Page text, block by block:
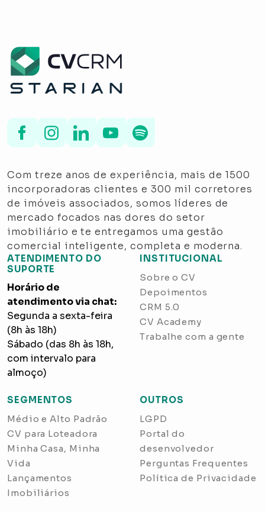
Com treze anos de experiência, mais de 1500
incorporadoras clientes e 300 mil corretores
de imóveis associados, somos líderes de
mercado focados nas dores do setor
imobiliário e te entregamos uma gestão
comercial inteligente, completa e moderna.
INSTITUCIONAL
Sobre o CV
Depoimentos
CRM 5.0
CV Academy
Trabalhe com a gente
SEGMENTOS
Médio e Alto Padrão
CV para Loteadora
Minha Casa, Minha
Vida
Lançamentos
Imobiliários
OUTROS
LGPD
Portal do
desenvolvedor
Perguntas Frequentes
Política de Privacidade
ATENDIMENTO DO
SUPORTE
Horário de
atendimento via chat:
Segunda a sexta-feira
(8h às 18h)
Sábado (das 8h às 18h,
com intervalo para
almoço)